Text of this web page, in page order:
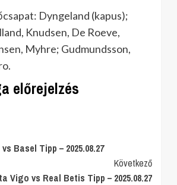
Dyngeland (kapus);
Knudsen, De Roeve,
Myhre; Gudmundsson,
előrejelzés
Basel Tipp – 2025.08.27
Következő
Vigo vs Real Betis Tipp – 2025.08.27